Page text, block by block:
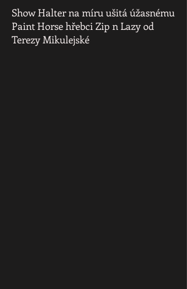
Show Halter na míru ušitá úžasnému
Paint Horse hřebci Zip n Lazy od
Terezy Mikulejské